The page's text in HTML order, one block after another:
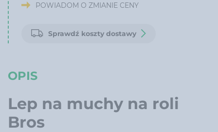
POWIADOM O ZMIANIE CENY
Sprawdź koszty dostawy
OPIS
Lep na muchy na roli
Bros